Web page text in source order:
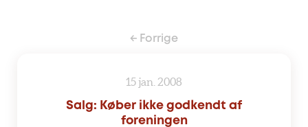
← Forrige
15 jan. 2008
Salg: Køber ikke godkendt af
foreningen